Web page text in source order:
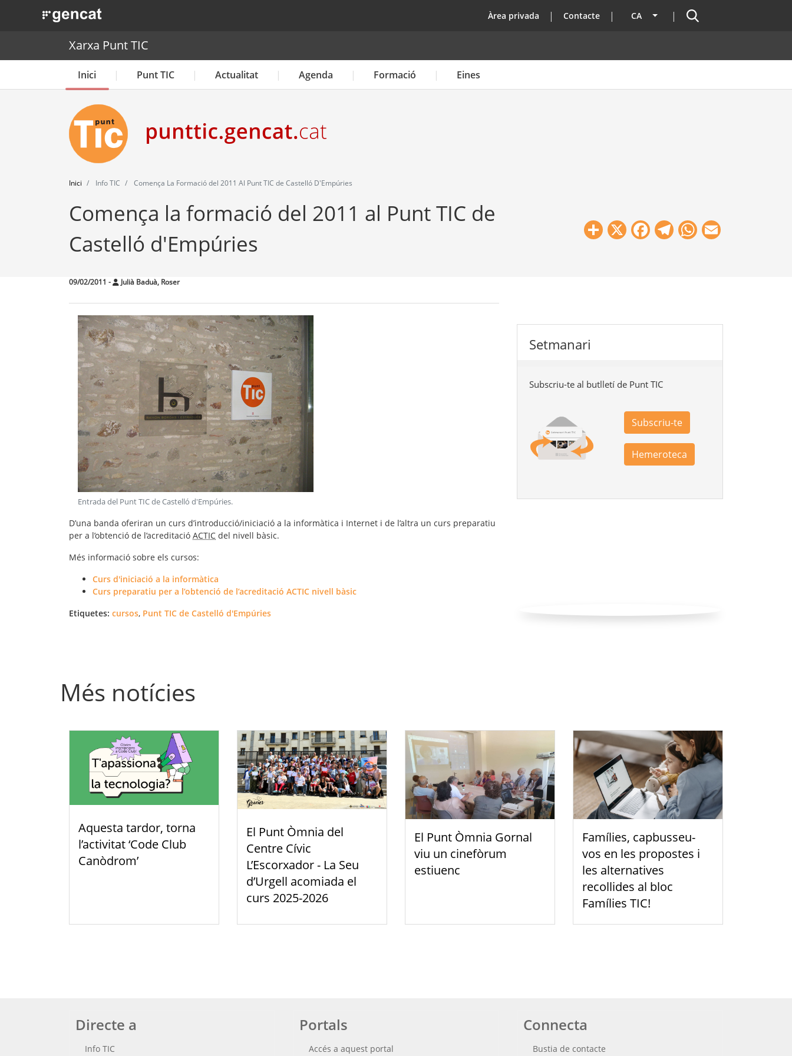
. Obre en una nova finestra. top
Àrea privada Contacte CA Llista les accions addicionals
Cercador
Xarxa Punt TIC
Inici Punt TIC Actualitat Agenda Formació Eines
Inici Info TIC Comença La Formació del 2011 Al Punt TIC de Castelló D'Empúries
Comença la formació del 2011 al Punt TIC de
Castelló d'Empúries
Share
X Facebook
Telegram
WhatsApp
09/02/2011 - Julià Baduà, Roser
Entrada del Punt TIC de Castelló d'Empúries.
D’una banda oferiran un curs d’introducció/iniciació a la informàtica i Internet i de l’altra un curs preparatiu
per a l’obtenció de l’acreditació ACTIC del nivell bàsic.
Més informació sobre els cursos:
Curs d'iniciació a la informàtica
Curs preparatiu per a l’obtenció de l’acreditació ACTIC nivell bàsic
Etiquetes: cursos, Punt TIC de Castelló d'Empúries
Setmanari
Subscriu-te al butlletí de Punt TIC
Subscriu-te
Hemeroteca
Més notícies
Aquesta tardor, torna
l’activitat ‘Code Club
Canòdrom’
El Punt Òmnia del
Centre Cívic
L’Escorxador - La Seu
d’Urgell acomiada el
curs 2025-2026
El Punt Òmnia Gornal
viu un cinefòrum
estiuenc
Famílies, capbusseu-
vos en les propostes i
les alternatives
recollides al bloc
Famílies TIC!
Directe a
Info TIC
Portals
Accés a aquest portal
Connecta
Bustia de contacte